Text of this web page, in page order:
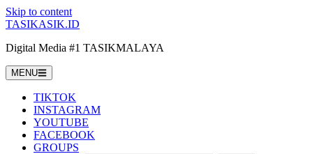
Skip to content
TASIKASIK.ID
Digital Media #1 TASIKMALAYA
MENU
TIKTOK
INSTAGRAM
YOUTUBE
FACEBOOK
GROUPS